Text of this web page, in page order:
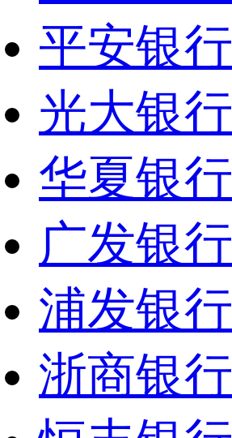
平安银行
光大银行
华夏银行
广发银行
浦发银行
浙商银行